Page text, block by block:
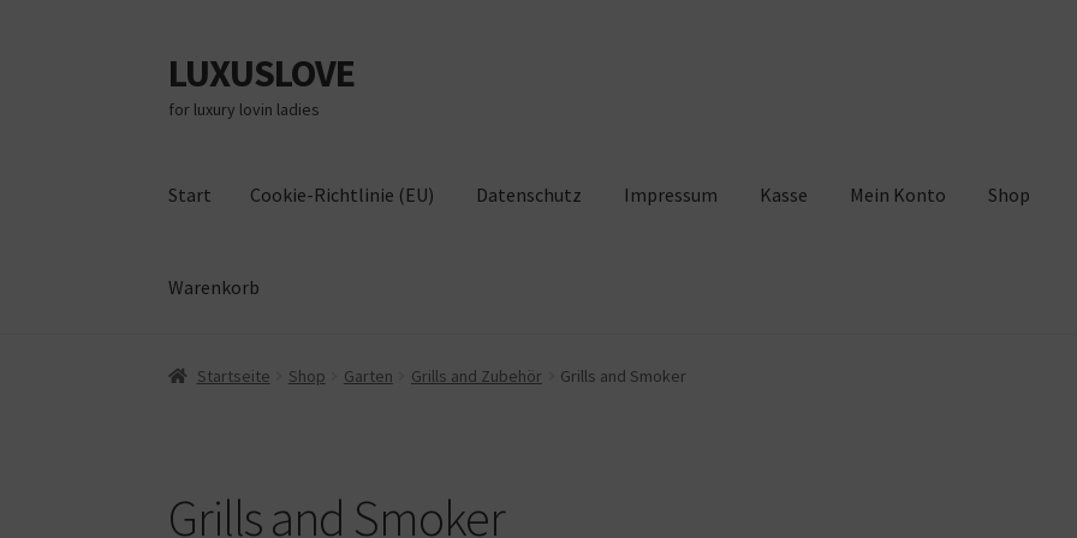
Zur
Navigation
springen
Zum
Inhalt
springen
LUXUSLOVE
for luxury lovin ladies
Start Cookie-Richtlinie (EU) Datenschutz Impressum Kasse Mein Konto Shop
Warenkorb
Start Cookie-Richtlinie (EU) Datenschutz Impressum Kasse Mein Konto
Startseite Shop Garten Grills and Zubehör Grills and Smoker
Grills and Smoker